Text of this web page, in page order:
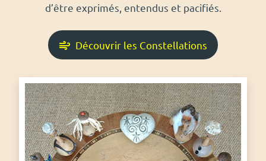
d’être exprimés, entendus et pacifiés.
Découvrir les Constellations